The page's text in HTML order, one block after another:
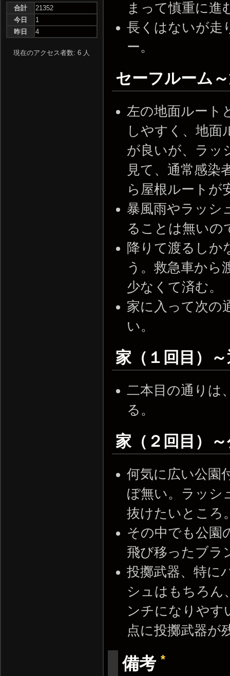
まって慎重に進
長くはないが走
ー。
セーフルーム
左の地面ルート
しやすく、地面
が良いが、ラッ
見て、通常感染
ら屋根ルートが
暴風雨やラッシ
ることは無いの
降りて渡るしか
う。救急車から
少なくて済む。
家に入って次の
い。
家（１回目）
二本目の通りは
る。
家（２回目）
何気に広い公園
ぼ無い。ラッシ
抜けたいところ
その中でも公園
飛び移ったブラ
投擲武器、特に
シュはもちろん
ンチになりやす
点に投擲武器が
備考 *
合計
21352
今日
1
昨日
4
現在のアクセス者数: 6 人